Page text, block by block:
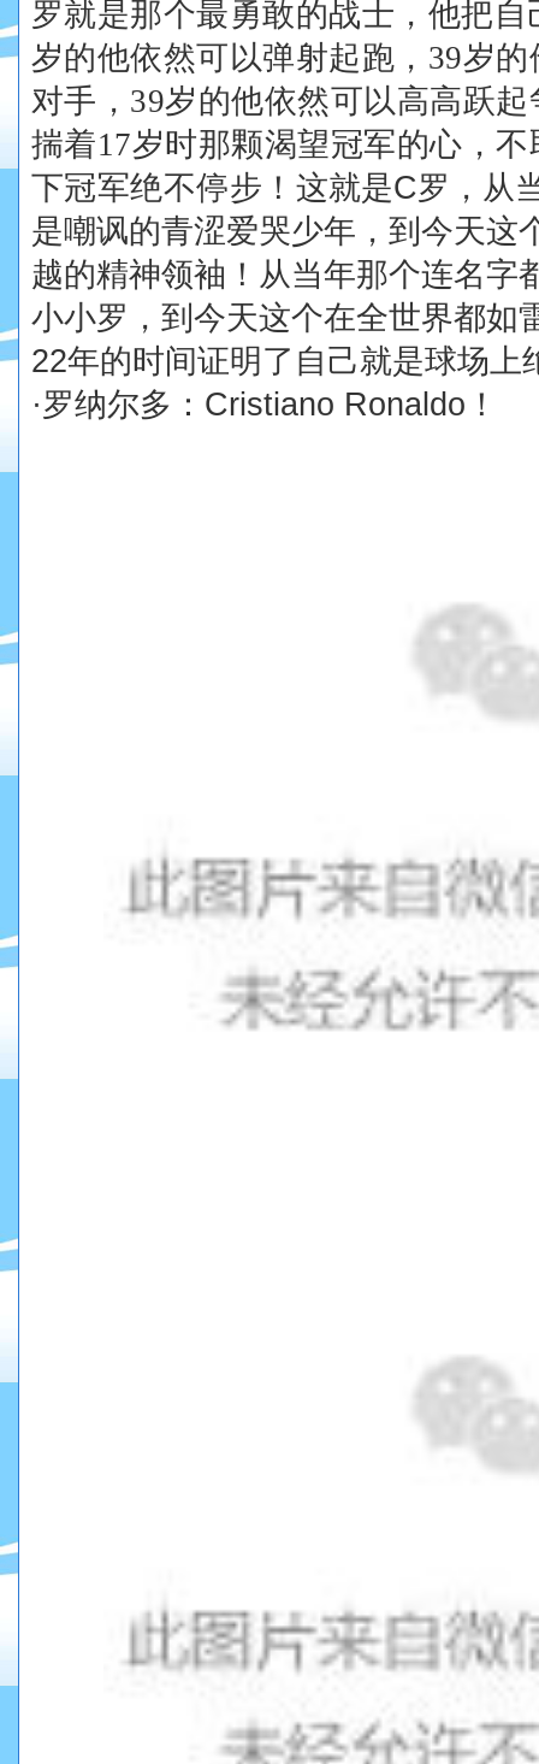
罗就是那个最勇敢的战士，他把自
岁的他依然可以弹射起跑，39岁
对手，39岁的他依然可以高高跃
揣着17岁时那颗渴望冠军的心，
下冠军绝不停步！ 这就是C罗，从
是嘲讽的青涩爱哭少年，到今天这
越的精神领袖！从当年那个连名字
小小罗，到今天这个在全世界都如
22年的时间证明了自己就是球场上
·罗纳尔多： Cristiano Ronaldo ！